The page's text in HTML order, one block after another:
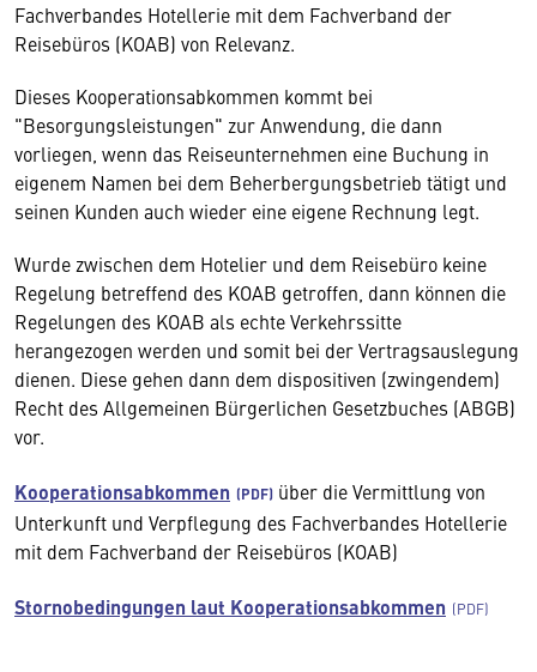
Fachverbandes Hotellerie mit dem Fachverband der
Reisebüros (KOAB) von Relevanz.
Dieses Kooperationsabkommen kommt bei
"Besorgungsleistungen" zur Anwendung, die dann
vorliegen, wenn das Reiseunternehmen eine Buchung in
eigenem Namen bei dem Beherbergungsbetrieb tätigt und
seinen Kunden auch wieder eine eigene Rechnung legt.
Wurde zwischen dem Hotelier und dem Reisebüro keine
Regelung betreffend des KOAB getroffen, dann können die
Regelungen des KOAB als echte Verkehrssitte
herangezogen werden und somit bei der Vertragsauslegung
dienen. Diese gehen dann dem dispositiven (zwingendem)
Recht des Allgemeinen Bürgerlichen Gesetzbuches (ABGB)
vor.
Kooperationsabkommen
über die Vermittlung von
Unterkunft und Verpflegung des Fachverbandes Hotellerie
mit dem Fachverband der Reisebüros (KOAB)
Stornobedingungen laut Kooperationsabkommen